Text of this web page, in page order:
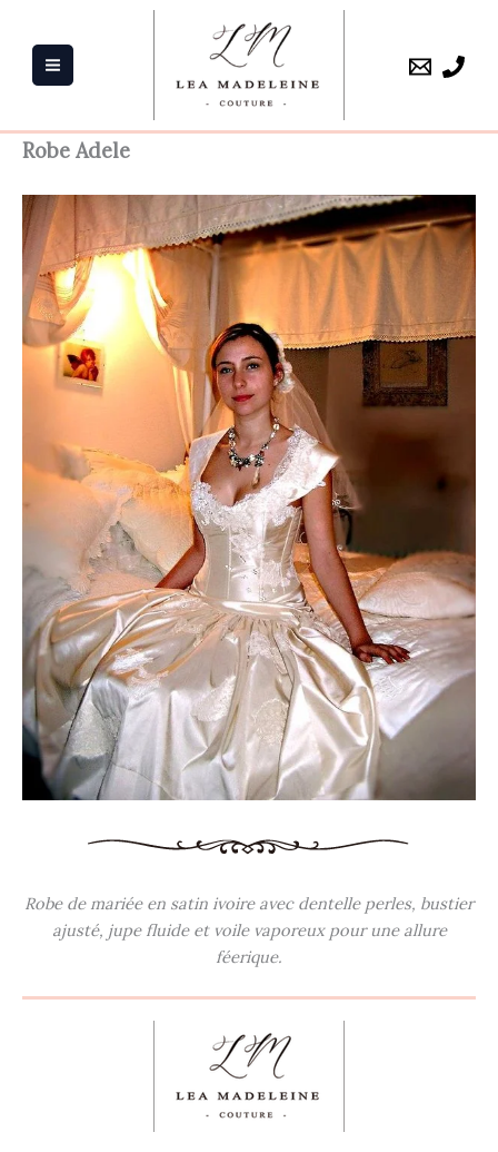
contenu
Robe Adele
Robe de mariée en satin ivoire avec dentelle perles, bustier
ajusté, jupe fluide et voile vaporeux pour une allure
féerique.